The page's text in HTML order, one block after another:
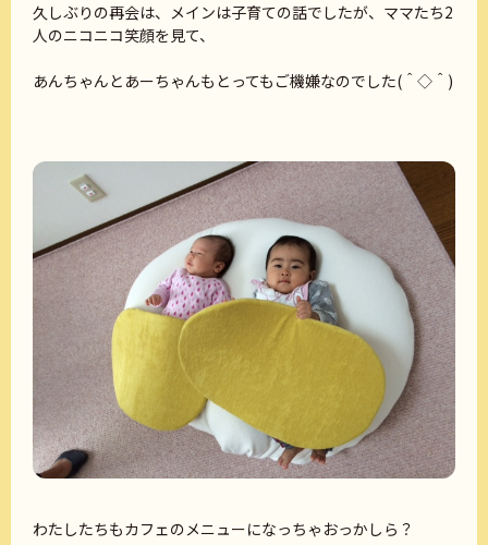
久しぶりの再会は、メインは子育ての話でしたが、ママたち2
人のニコニコ笑顔を見て、
あんちゃんとあーちゃんもとってもご機嫌なのでした(＾◇＾)
わたしたちもカフェのメニューになっちゃおっかしら？